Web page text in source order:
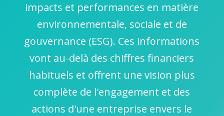
impacts et performances en matière
environnementale, sociale et de
gouvernance (ESG). Ces informations
vont au-delà des chiffres financiers
habituels et offrent une vision plus
complète de l'engagement et des
actions d'une entreprise envers le